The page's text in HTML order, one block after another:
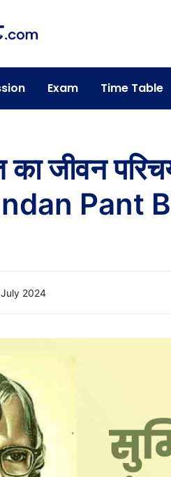
Exam Time Table
का जीवन
Pant
2024